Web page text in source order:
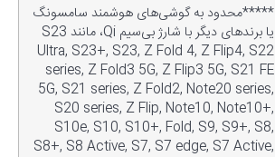
*****محدود به گوشی‌های هوشمند سامسونگ
یا برندهای دیگر با شارژ بی‌سیم Qi، مانند S23
Ultra, S23+, S23, Z Fold 4, Z Flip4, S22
series, Z Fold3 5G, Z Flip3 5G, S21 FE
5G, S21 series, Z Fold2, Note20 series,
S20 series, Z Flip, Note10, Note10+,
S10e, S10, S10+, Fold, S9, S9+, S8,
S8+, S8 Active, S7, S7 edge, S7 Active,